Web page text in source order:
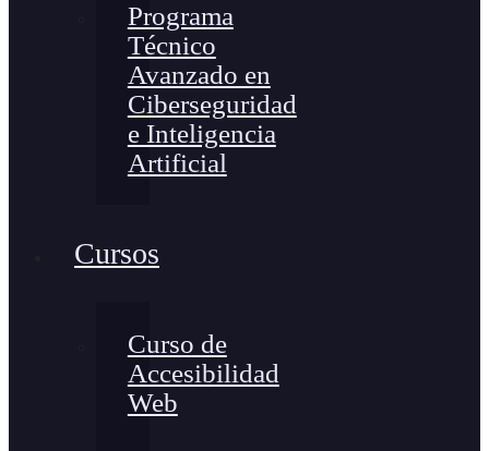
Programa
Técnico
Avanzado en
Ciberseguridad
e Inteligencia
Artificial
Cursos
Curso de
Accesibilidad
Web